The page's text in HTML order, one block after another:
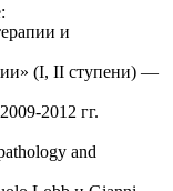
и
(I, II ступени) —
2012 гг.
and